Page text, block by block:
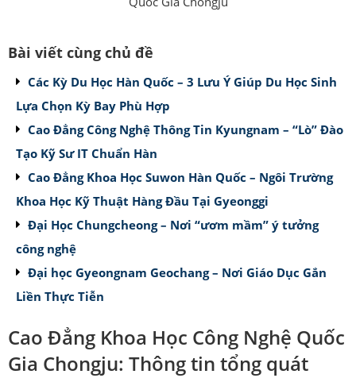
Bài viết cùng chủ đề
Các Kỳ Du Học Hàn Quốc – 3 Lưu Ý Giúp Du Học Sinh
Lựa Chọn Kỳ Bay Phù Hợp
Cao Đẳng Công Nghệ Thông Tin Kyungnam – “Lò” Đào
Tạo Kỹ Sư IT Chuẩn Hàn
Cao Đẳng Khoa Học Suwon Hàn Quốc – Ngôi Trường
Khoa Học Kỹ Thuật Hàng Đầu Tại Gyeonggi
Đại Học Chungcheong – Nơi “ươm mầm” ý tưởng
công nghệ
Đại học Gyeongnam Geochang – Nơi Giáo Dục Gắn
Liền Thực Tiễn
Cao Đẳng Khoa Học Công Nghệ Quốc
Gia Chongju: Thông tin tổng quát